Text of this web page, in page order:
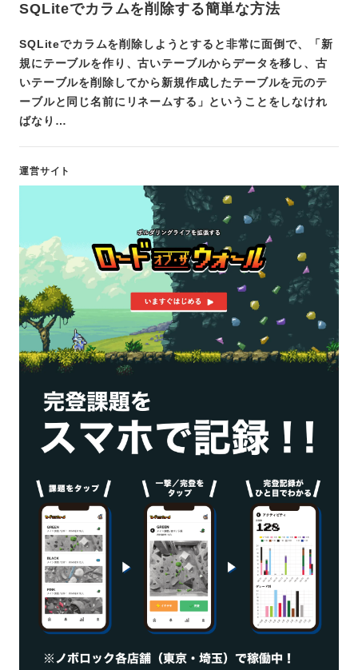
SQLiteでカラムを削除する簡単な方法
SQLiteでカラムを削除しようとすると非常に面倒で、「新
規にテーブルを作り、古いテーブルからデータを移し、古
いテーブルを削除してから新規作成したテーブルを元のテ
ーブルと同じ名前にリネームする」ということをしなけれ
ばなり…
運営サイト